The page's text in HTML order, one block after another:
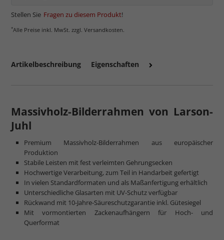
Stellen Sie Fragen zu diesem Produkt!
*Alle Preise inkl. MwSt. zzgl. Versandkosten.
Artikelbeschreibung Eigenschaften
Massivholz-Bilderrahmen von Larson-
Juhl
Premium Massivholz-Bilderrahmen aus europäischer
Produktion
Stabile Leisten mit fest verleimten Gehrungsecken
Hochwertige Verarbeitung, zum Teil in Handarbeit gefertigt
In vielen Standardformaten und als Maßanfertigung erhältlich
Unterschiedliche Glasarten mit UV-Schutz verfügbar
Rückwand mit 10-Jahre-Säureschutzgarantie inkl. Gütesiegel
Mit vormontierten Zackenaufhängern für Hoch- und
Querformat